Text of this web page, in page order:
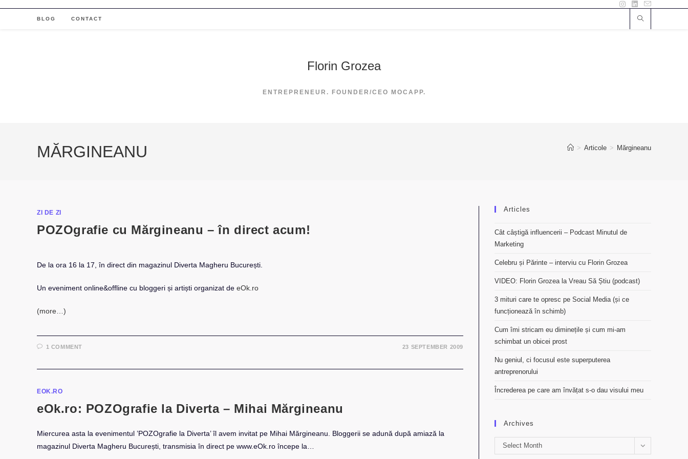
BLOG CONTACT
Florin Grozea
ENTREPRENEUR. FOUNDER/CEO MOCAPP.
MĂRGINEANU > Articole > Mărgineanu
ZI DE ZI
POZOgrafie cu Mărgineanu – în direct acum!
De la ora 16 la 17, în direct din magazinul Diverta Magheru București.
Un eveniment online&offline cu bloggeri și artiști organizat de eOk.ro
(more…)
1 COMMENT 23 SEPTEMBER 2009
EOK.RO
eOk.ro: POZOgrafie la Diverta – Mihai Mărgineanu
Miercurea asta la evenimentul ’POZOgrafie la Diverta’ îl avem invitat pe Mihai Mărgineanu. Bloggerii se adună după amiază la
magazinul Diverta Magheru București, transmisia în direct pe www.eOk.ro începe la…
Articles
Cât câștigă influencerii – Podcast Minutul de
Marketing
Celebru și Părinte – interviu cu Florin Grozea
VIDEO: Florin Grozea la Vreau Să Știu (podcast)
3 mituri care te opresc pe Social Media (și ce
funcționează în schimb)
Cum îmi stricam eu diminețile și cum mi-am
schimbat un obicei prost
Nu geniul, ci focusul este superputerea
antreprenorului
Încrederea pe care am învățat s-o dau visului meu
Archives
Archives
Select Month